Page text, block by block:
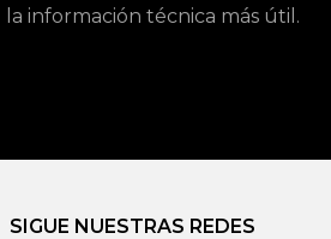
información técnica más útil.
SIGUE NUESTRAS REDES